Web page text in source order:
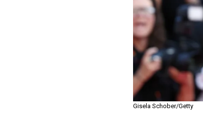
Gisela Schober/Getty